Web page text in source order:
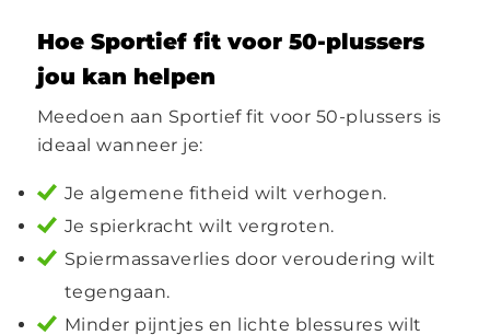
Hoe Sportief fit voor 50-plussers
jou kan helpen
Meedoen aan Sportief fit voor 50-plussers is
ideaal wanneer je:
Je algemene fitheid wilt verhogen.
Je spierkracht wilt vergroten.
Spiermassaverlies door veroudering wilt
tegengaan.
Minder pijntjes en lichte blessures wilt